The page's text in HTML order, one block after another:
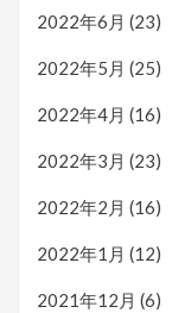
2022年6月 (23)
2022年5月 (25)
2022年4月 (16)
2022年3月 (23)
2022年2月 (16)
2022年1月 (12)
2021年12月 (6)